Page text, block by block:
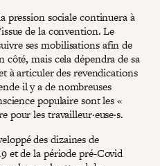
pression sociale continuera à
de la convention. Le
ses mobilisations afin de
mais cela dépendra de sa
à articuler des revendications
il y a de nombreuses
populaire sont les «
les travailleur·euse·s.
des dizaines de
et de la période pré-Covid